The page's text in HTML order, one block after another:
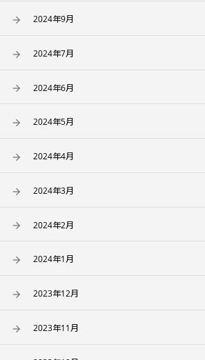
2024年9月
2024年7月
2024年6月
2024年5月
2024年4月
2024年3月
2024年2月
2024年1月
2023年12月
2023年11月